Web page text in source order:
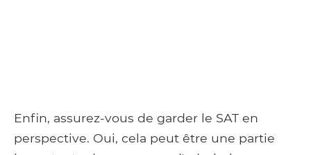
Enfin, assurez-vous de garder le SAT en
perspective. Oui, cela peut être une partie